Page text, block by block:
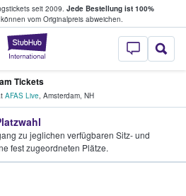
seit 2009. Jede Bestellung ist 100%
vom Originalpreis abweichen.
StubHub - Wo
& verkaufen
Tickets
AFAS Live, Amsterdam, NH
zu jeglichen verfügbaren Sitz- und
fest zugeordneten Plätze.